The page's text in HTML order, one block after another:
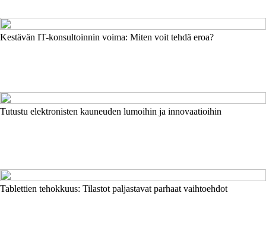
Kestävän IT-konsultoinnin voima: Miten voit tehdä eroa?
Tutustu elektronisten kauneuden lumoihin ja innovaatioihin
Tablettien tehokkuus: Tilastot paljastavat parhaat vaihtoehdot